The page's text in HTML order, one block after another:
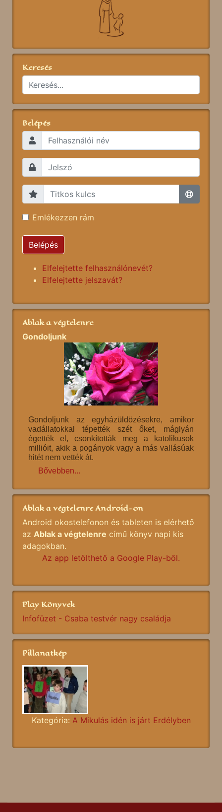
Keresés
Belépés
Emlékezzen rám
Belépés
Elfelejtette felhasználónevét?
Elfelejtette jelszavát?
Ablak a végtelenre
Gondoljunk
Gondoljunk az egyházüldözésekre, amikor
vadállatokkal tépették szét őket, máglyán
égették el, csonkították meg a katolikusok
millióit, akik a pogányok vagy a más vallásúak
hitét nem vették át.
Bővebben...
Ablak a végtelenre Android-on
Android okostelefonon és tableten is elérhető
az Ablak a végtelenre című könyv napi kis
adagokban.
Az app letölthető a Google Play-ből.
Play Könyvek
Infofüzet - Csaba testvér nagy családja
Pillanatkép
Kategória: A Mikulás idén is járt Erdélyben